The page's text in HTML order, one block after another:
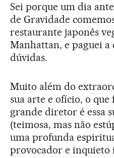
Sei porque um dia
de Gravidade
restaurante japonês
Manhattan, e paguei a
dúvidas.
Muito além do
sua arte e ofício, o
grande diretor é essa
(teimosa, mas não
uma profunda
provocador e inquieto